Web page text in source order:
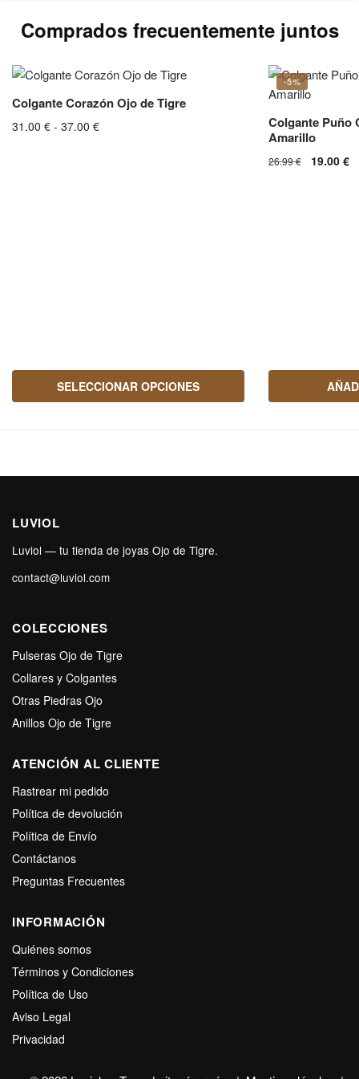
contactoPor email o formulario de contacto, respuesta en
24h laborables.
Comprados frecuentemente juntos
Colgante Corazón Ojo de Tigre
31.00 € - 37.00 €
SELECCIONAR OPCIONES
-5%
Colgante Puño
Amarillo
26.99€ 19.00 €
LUVIOL
Luviol — tu tienda de joyas Ojo de Tigre.
contact@luviol.com
COLECCIONES
Pulseras Ojo de Tigre
Collares y Colgantes
Otras Piedras Ojo
Anillos Ojo de Tigre
ATENCIÓN AL CLIENTE
Rastrear mi pedido
Política de devolución
Política de Envío
Contáctanos
Preguntas Frecuentes
INFORMACIÓN
Quiénes somos
Términos y Condiciones
Política de Uso
Aviso Legal
Privacidad